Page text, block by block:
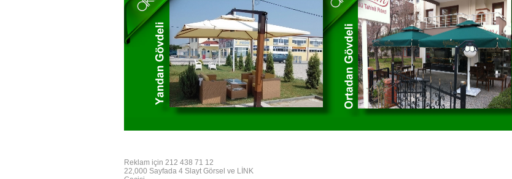
Reklam için 212 438 71 12
22,000 Sayfada 4 Slayt Görsel ve LİNK